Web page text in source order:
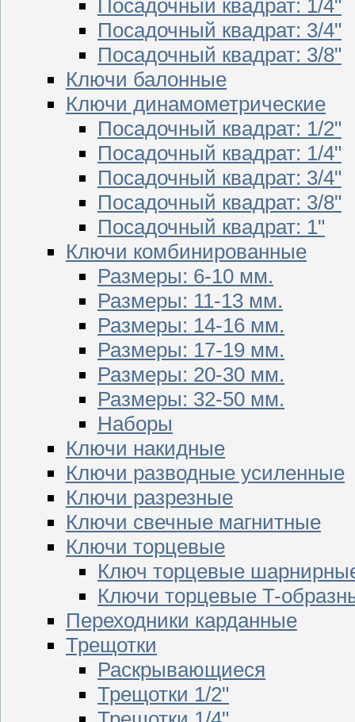
Посадочный квадрат: 1/4"
Посадочный квадрат: 3/4"
Посадочный квадрат: 3/8"
Ключи балонные
Ключи динамометрические
Посадочный квадрат: 1/2"
Посадочный квадрат: 1/4"
Посадочный квадрат: 3/4"
Посадочный квадрат: 3/8"
Посадочный квадрат: 1"
Ключи комбинированные
Размеры: 6-10 мм.
Размеры: 11-13 мм.
Размеры: 14-16 мм.
Размеры: 17-19 мм.
Размеры: 20-30 мм.
Размеры: 32-50 мм.
Наборы
Ключи накидные
Ключи разводные усиленные
Ключи разрезные
Ключи свечные магнитные
Ключи торцевые
Ключ торцевые
Ключи торцевые T-
Переходники карданные
Трещотки
Раскрывающиеся
Трещотки 1/2"